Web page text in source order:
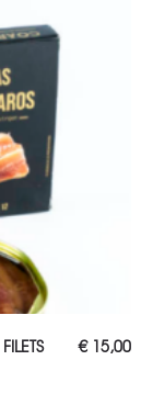
€15,00